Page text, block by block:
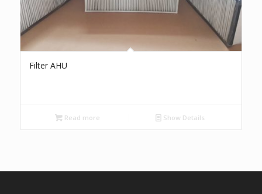
Filter AHU
Read more Show Details